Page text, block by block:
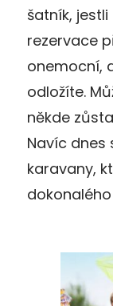
šatník,
rezervace
onemocní,
odložíte.
někde
Navíc dnes
karavany,